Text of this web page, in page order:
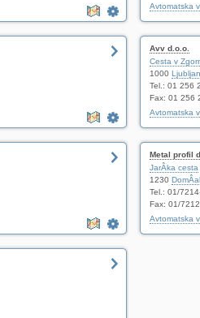
Avtomatska
Avv d.o.o.
Cesta v
1000
Tel.: 01 256
Fax: 01 256
Avtomatska
Metal profil
JarÂka cesta
1230
Tel.: 01/
Fax: 01/
Avtomatska